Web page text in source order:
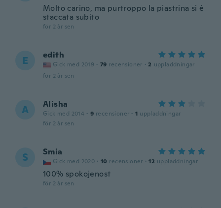
Molto carino, ma purtroppo la piastrina si è
staccata subito
för 2 år sen
E edith
Gick med 2019 · 79 recensioner · 2 uppladdningar
för 2 år sen
A Alisha
Gick med 2014 · 9 recensioner · 1 uppladdningar
för 2 år sen
S Smia
Gick med 2020 · 10 recensioner · 12 uppladdningar
100% spokojenost
för 2 år sen